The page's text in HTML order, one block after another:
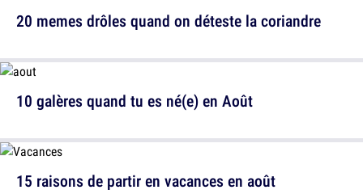
20 memes drôles quand on déteste la coriandre
15 raisons de partir en vacances en août
10 galères quand tu es né(e) en Août